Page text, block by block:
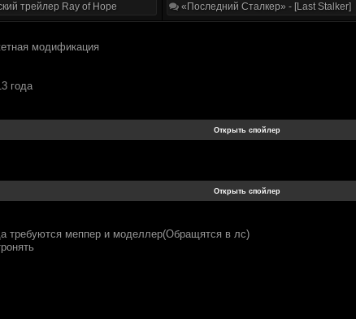
трейлер Ray of Hope
«Последний Сталкер» - [Last Stalker]
модификация
года
требуются меппер и моделлер(Обращятся в лс)